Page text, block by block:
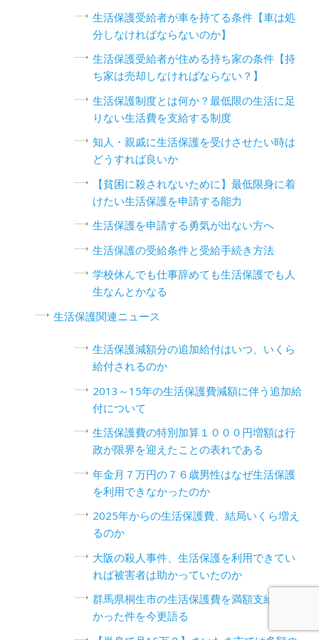
生活保護受給者が車を持てる条件【車は処
分しなければならないのか】
生活保護受給者が住める持ち家の条件【持
ち家は売却しなければならない？】
生活保護制度とは何か？最低限の生活に足
りない生活費を支給する制度
知人・親戚に生活保護を受けさせたい時は
どうすれば良いか
【貧困に殺されないために】最低限身に着
けたい生活保護を申請する能力
生活保護を申請する勇気が出ない方へ
生活保護の受給条件と受給手続き方法
学校休んでも仕事辞めても生活保護でも人
生なんとかなる
生活保護関連ニュース
生活保護減額分の追加給付はいつ、いくら
給付されるのか
2013～15年の生活保護費減額に伴う追加給
付について
生活保護費の特別加算１０００円増額は行
政が限界を迎えたことの表れである
年金月７万円の７６歳男性はなぜ生活保護
を利用できなかったのか
2025年からの生活保護費、結局いくら増え
るのか
大阪の殺人事件、生活保護を利用できてい
れば被害者は助かっていたのか
群馬県桐生市の生活保護費を満額支給しな
かった件を今更語る